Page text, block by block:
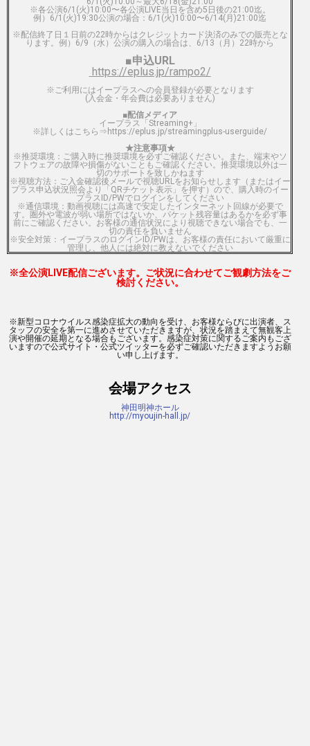
※各公演6/1(火)10:00〜各公演LIVE当日を含め5日後の21:00迄。
例）6/1(火)19:30公演の場合：6/1(火)10:00〜6/14(月)21:00迄
※配信終了日１日前の22時からはクレジットカード決済のみでの販売とな
ります。例）6/9（水）公演の購入の場合は、6/13（月）22時から
■申込URL
https://eplus.jp/rampo2/
※ご利用にはイープラスへの会員登録が必要となります
(入会金・年会費は必要ありません)
■配信メディア
イープラス「Streaming+」
※詳しくはこちら⇒ https://eplus.jp/streamingplus-userguide/
★注意事項★
※推奨環境：ご購入時に推奨環境を必ずご確認ください。また、端末やソ
フトウェアの故障や損傷がないこともご確認ください。推奨環境以外は一
切のサポートを致しかねます
※視聴方法：ご入金確認後メールで視聴URLをお知らせします（またはイー
プラス申込状況照会より「QRチケット表示」を押す）ので、購入時のイー
プラスID/PWでログインをしてください
※通信環境：動画視聴には高速で安定したインターネット回線が必要で
す。圏外や電波が弱い場所ではないか、パケット残容量はあるかを必ず事
前にご確認ください。お客様の通信状況により視聴できない場合でも、一
切の責任を負いません
※安全対策：イープラスのログインID/PWは、お客様の責任において厳重に
管理し、他人には絶対に教えないでください
※全公演LIVE配信ございます。ご状況に合わせてご観劇方法をご
検討ください。
※新型コロナウイルス感染症拡大の動向を受け、お客様ならびに出演者、ス
タッフの安全を第一に進めさせていただきますが、状況を踏まえて無観客上
演や開催の延期となる場合もございます。感染症対策に関するご案内もござ
いますので公式サイト・公式ツイッターを必ずご確認いただきますようお願
い申し上げます。
会場アクセス
神田明神ホール
http://myoujin-hall.jp/